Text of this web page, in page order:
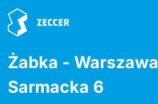
Żabka - Warszawa
Sarmacka 6